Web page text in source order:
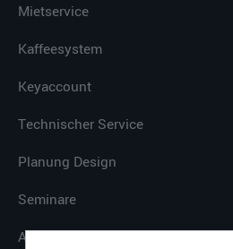
Mietservice
Kaffeesystem
Keyaccount
Technischer Service
Planung Design
Seminare
Ausbildung